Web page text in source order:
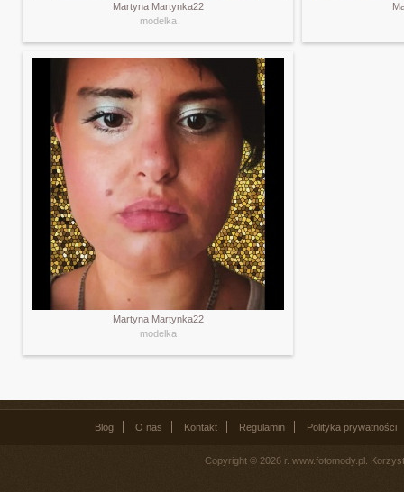
Martyna Martynka22
modelka
Martyna Martynka22
modelka
Blog O nas Kontakt Regulamin Polityka prywatności
Copyright © 2026 r. www.fotomody.pl.